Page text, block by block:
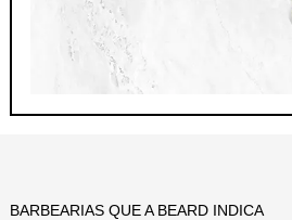
BARBEARIAS QUE A BEARD INDICA